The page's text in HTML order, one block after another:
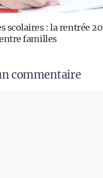
scolaires : la rentrée
familles
commentaire